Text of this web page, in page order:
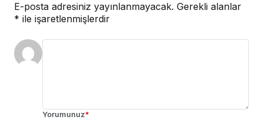
E-posta adresiniz yayınlanmayacak. Gerekli alanlar
* ile işaretlenmişlerdir
Yorumunuz*